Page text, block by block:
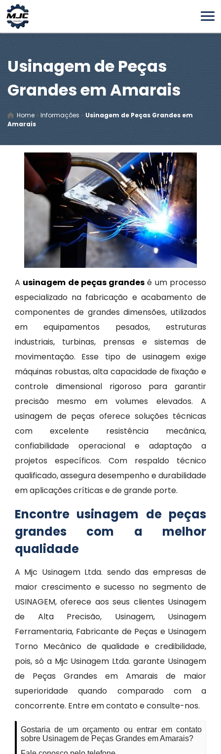
Usinagem de Peças
Grandes em Amarais
Home » Informações » Usinagem de Peças Grandes em
Amarais
A usinagem de peças grandes é um processo
especializado na fabricação e acabamento de
componentes de grandes dimensões, utilizados
em equipamentos pesados, estruturas
industriais, turbinas, prensas e sistemas de
movimentação. Esse tipo de usinagem exige
máquinas robustas, alta capacidade de fixação e
controle dimensional rigoroso para garantir
precisão mesmo em volumes elevados. A
usinagem de peças oferece soluções técnicas
com excelente resistência mecânica,
confiabilidade operacional e adaptação a
projetos específicos. Com respaldo técnico
qualificado, assegura desempenho e durabilidade
em aplicações críticas e de grande porte.
Encontre usinagem de peças
grandes com a melhor
qualidade
A Mjc Usinagem Ltda. sendo das empresas de
maior crescimento e sucesso no segmento de
USINAGEM, oferece aos seus clientes Usinagem
de Alta Precisão, Usinagem, Usinagem
Ferramentaria, Fabricante de Peças e Usinagem
Torno Mecânico de qualidade e credibilidade,
pois, só a Mjc Usinagem Ltda. garante Usinagem
de Peças Grandes em Amarais de maior
superioridade quando comparado com a
concorrente. Entre em contato e consulte-nos.
Gostaria de um orçamento ou entrar em contato
sobre Usinagem de Peças Grandes em Amarais?